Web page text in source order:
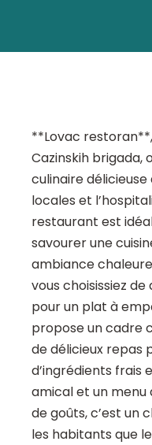
**Lovac
Cazinskih brigada,
culinaire
locales et
restaurant est
savourer une
ambiance
vous choisissiez
pour un plat à
propose un cadre
de délicieux repas
d’ingrédients frais
amical et un menu
de goûts, c’est un
les habitants que